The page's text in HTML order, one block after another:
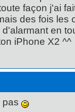
façon j'ai
des fois les
d'alarmant en
iPhone X2 ^^
pas